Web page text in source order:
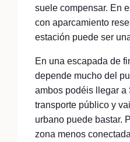
suele compensar. En
con aparcamiento
estación puede ser
En una escapada de
depende mucho del
ambos podéis llegar a
transporte público y
urbano puede bastar.
zona menos